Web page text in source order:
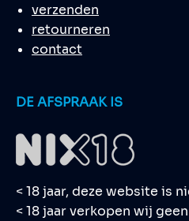
verzenden
retourneren
contact
DE AFSPRAAK IS
< 18 jaar, deze website is
< 18 jaar verkopen wij